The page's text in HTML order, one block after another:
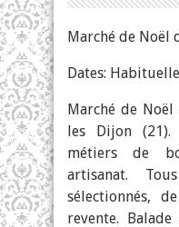
Marché de Noël
Dates:
Marché de Noël
les Dijon (21).
métiers de
artisanat.
sélectionnés,
revente.